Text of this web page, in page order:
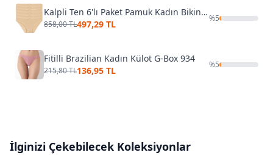
Kalpli Ten 6'lı Paket Pamuk Kadın Bikini Külot Yıldız 3576
858,00 TL497,29 TL
%5
Fitilli Brazilian Kadın Külot G-Box 934
215,80 TL136,95 TL
%5
İlginizi Çekebilecek Koleksiyonlar